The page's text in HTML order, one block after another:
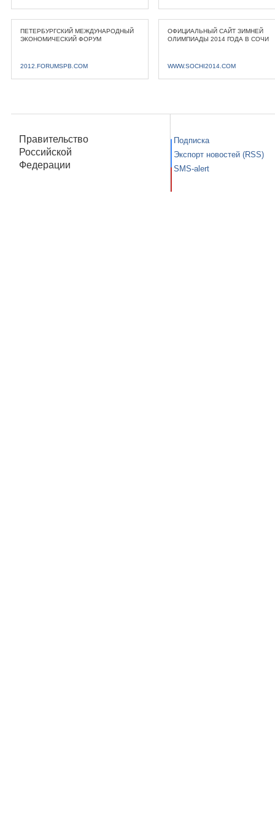
ПЕТЕРБУРГСКИЙ МЕЖДУНАРОДНЫЙ
ЭКОНОМИЧЕСКИЙ ФОРУМ
2012.FORUMSPB.COM
ОФИЦИАЛЬНЫЙ САЙТ ЗИМНЕЙ
ОЛИМПИАДЫ 2014 ГОДА В СОЧИ
WWW.SOCHI2014.COM
Правительство
Российской
Федерации
Подписка
Экспорт новостей (RSS)
SMS-alert